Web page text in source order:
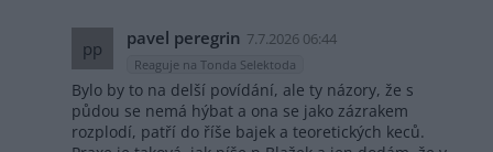
pp pavel peregrin 7.7.2026 06:44
Reaguje na Tonda Selektoda
Bylo by to na delší povídání, ale ty názory, že s
půdou se nemá hýbat a ona se jako zázrakem
rozplodí, patří do říše bajek a teoretických keců.